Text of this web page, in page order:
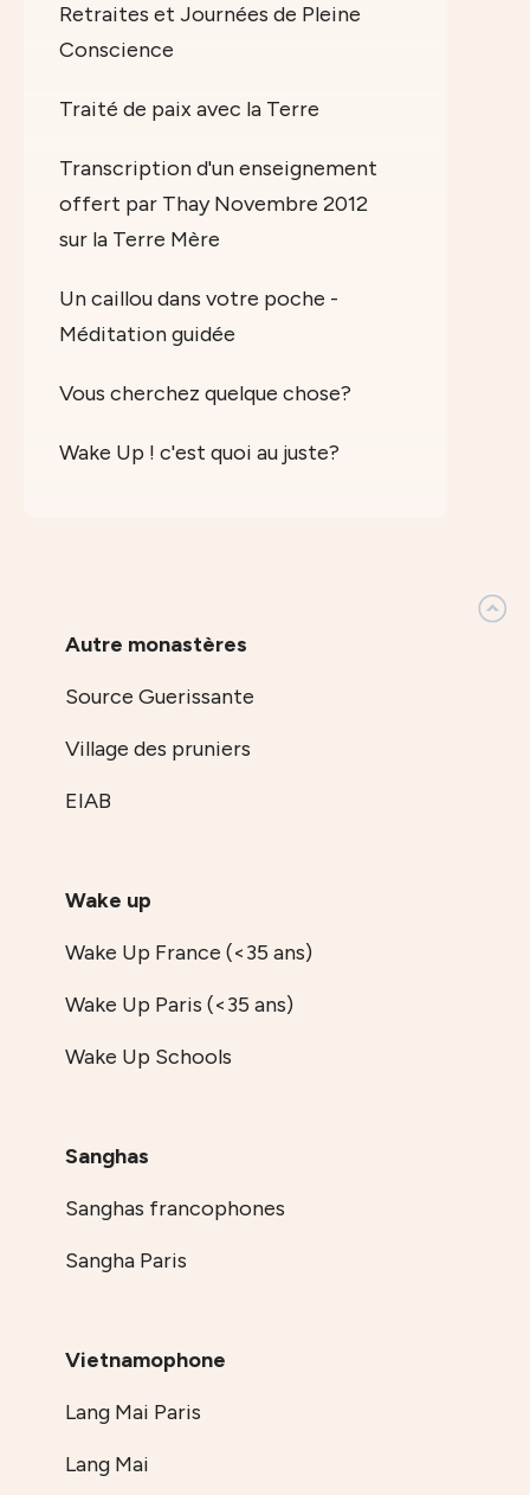
Retraites et Journées de Pleine
Conscience
Traité de paix avec la Terre
Transcription d'un enseignement
offert par Thay Novembre 2012
sur la Terre Mère
Un caillou dans votre poche -
Méditation guidée
Vous cherchez quelque chose?
Wake Up ! c'est quoi au juste?
Autre monastères
Source Guerissante
Village des pruniers
EIAB
Wake up
Wake Up France (<35 ans)
Wake Up Paris (<35 ans)
Wake Up Schools
Sanghas
Sanghas francophones
Sangha Paris
Vietnamophone
Lang Mai Paris
Lang Mai